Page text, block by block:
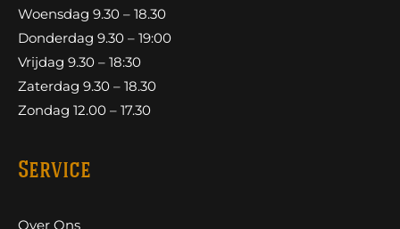
Woensdag 9.30 – 18.30
Donderdag 9.30 – 19:00
Vrijdag 9.30 – 18:30
Zaterdag 9.30 – 18.30
Zondag 12.00 – 17.30
Service
Over Ons